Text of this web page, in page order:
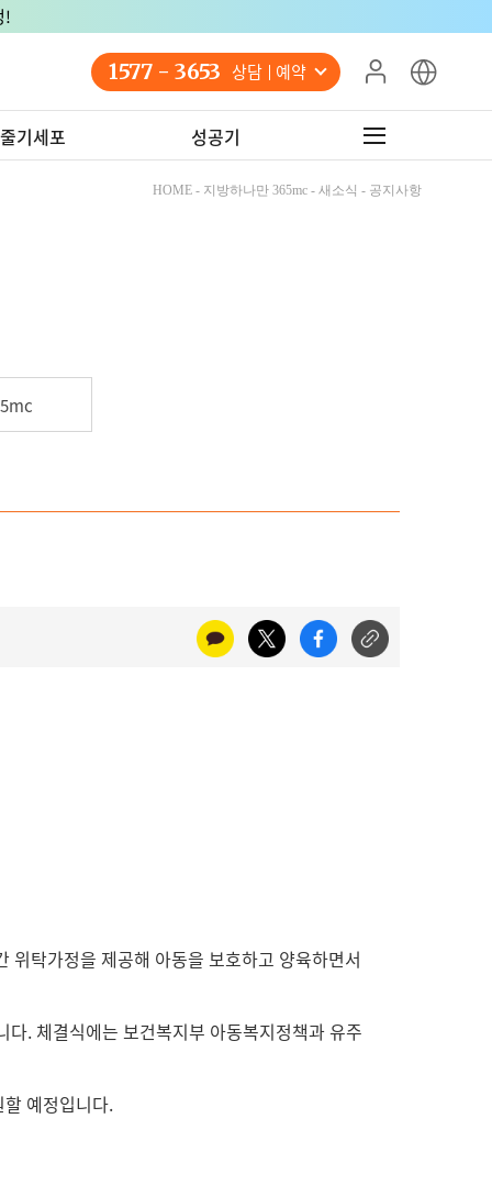
!
1577 - 3653 상담 예약
기세포 성공기
HOME - 지방하나만 365mc - 새소식 - 공지사항
위탁가정을 제공해 아동을 보호하고 양육하면서
. 체결식에는 보건복지부 아동복지정책과 유주
예정입니다.